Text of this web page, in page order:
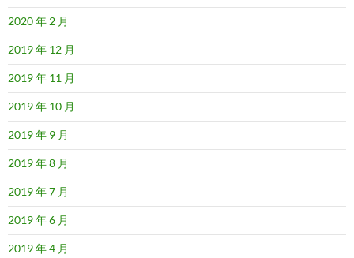
2020 年 2 月
2019 年 12 月
2019 年 11 月
2019 年 10 月
2019 年 9 月
2019 年 8 月
2019 年 7 月
2019 年 6 月
2019 年 4 月